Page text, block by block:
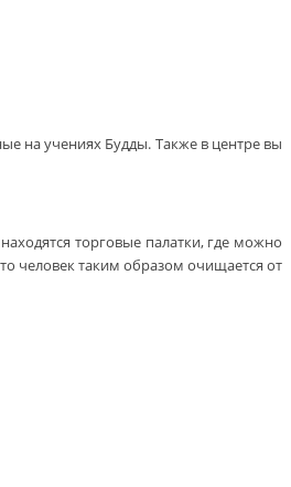
на учениях Будды. Также в центре вы
торговые палатки, где можно
человек таким образом очищается от